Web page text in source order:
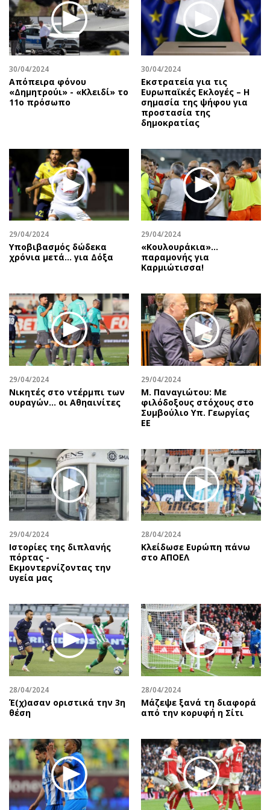
Περιβάλλον
Ελλάδα
Κόσμος
Παράξενα
Πολιτισμός
Σινεμά
Θέατρο-Χορός
Βιβλίο
Χειρόγραφα
Ταξίδια
Συνταγές
Έξοδος
Media
Εκπομπές
Wine routes
Podcasts
Uncut
Προσωπικότητες στην ''Κ''
Επιστολές
30/04/2024
Απόπειρα φόνου
«Δημητρούι» - «Κλειδί» το
11ο πρόσωπο
30/04/2024
Εκστρατεία για τις
Eυρωπαϊκές Eκλογές – Η
σημασία της ψήφου για
προστασία της
δημοκρατίας
29/04/2024
Υποβιβασμός δώδεκα
χρόνια μετά... για Δόξα
29/04/2024
«Κουλουράκια»…
παραμονής για
Καρμιώτισσα!
29/04/2024
Νικητές στο ντέρμπι των
ουραγών… οι Αθηαινίτες
29/04/2024
Μ. Παναγιώτου: Με
φιλόδοξους στόχους στο
Συμβούλιο Υπ. Γεωργίας
ΕΕ
29/04/2024
Ιστορίες της διπλανής
πόρτας -
Εκμοντερνίζοντας την
υγεία μας
28/04/2024
Κλείδωσε Ευρώπη πάνω
στο ΑΠΟΕΛ
28/04/2024
Έ(χ)ασαν οριστικά την 3η
θέση
28/04/2024
Μάζεψε ξανά τη διαφορά
από την κορυφή η Σίτι